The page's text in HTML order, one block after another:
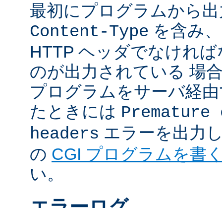
最初にプログラムから
Content-Type を含み
HTTP ヘッダでなけれ
のが出力されている 場
プログラムをサーバ経
たときには
headers エラーを出力
の CGI プログラムを書
い。